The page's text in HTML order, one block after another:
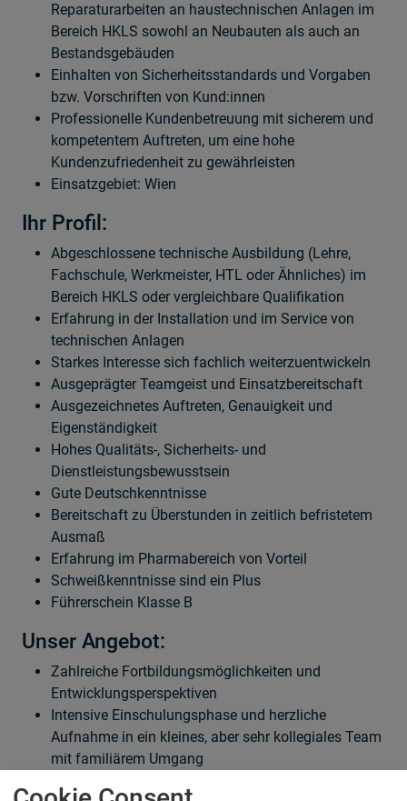
Reparaturarbeiten an haustechnischen Anlagen im
Bereich HKLS sowohl an Neubauten als auch an
Bestandsgebäuden
Einhalten von Sicherheitsstandards und Vorgaben
bzw. Vorschriften von Kund:innen
Professionelle Kundenbetreuung mit sicherem und
kompetentem Auftreten, um eine hohe
Kundenzufriedenheit zu gewährleisten
Einsatzgebiet: Wien
Ihr Profil:
Abgeschlossene technische Ausbildung (Lehre,
Fachschule, Werkmeister, HTL oder Ähnliches) im
Bereich HKLS oder vergleichbare Qualifikation
Erfahrung in der Installation und im Service von
technischen Anlagen
Starkes Interesse sich fachlich weiterzuentwickeln
Ausgeprägter Teamgeist und Einsatzbereitschaft
Ausgezeichnetes Auftreten, Genauigkeit und
Eigenständigkeit
Hohes Qualitäts-, Sicherheits- und
Dienstleistungsbewusstsein
Gute Deutschkenntnisse
Bereitschaft zu Überstunden in zeitlich befristetem
Ausmaß
Erfahrung im Pharmabereich von Vorteil
Schweißkenntnisse sind ein Plus
Führerschein Klasse B
Unser Angebot:
Zahlreiche Fortbildungsmöglichkeiten und
Entwicklungsperspektiven
Intensive Einschulungsphase und herzliche
Aufnahme in ein kleines, aber sehr kollegiales Team
mit familiärem Umgang